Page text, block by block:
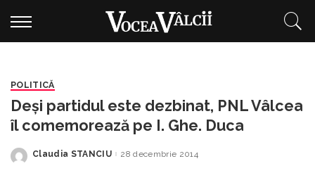
POLITICĂ
Deși partidul este dezbinat, PNL Vâlcea
îl comemorează pe I. Ghe. Duca
Posted
Claudia STANCIU 28 decembrie 2014